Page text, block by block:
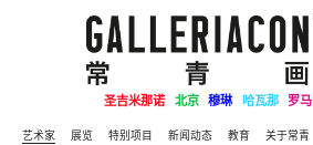
圣吉米那诺 北京 穆琳 哈瓦那 罗马
艺术家
展览 特别项目 新闻动态 教育 关于常青